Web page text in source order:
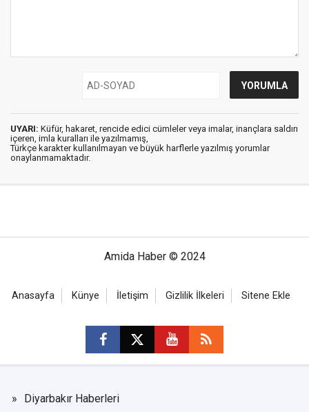
UYARI: Küfür, hakaret, rencide edici cümleler veya imalar, inançlara saldırı
içeren, imla kuralları ile yazılmamış,
Türkçe karakter kullanılmayan ve büyük harflerle yazılmış yorumlar
onaylanmamaktadır.
Amida Haber © 2024
Anasayfa Künye İletişim Gizlilik İlkeleri Sitene Ekle
Diyarbakır Haberleri